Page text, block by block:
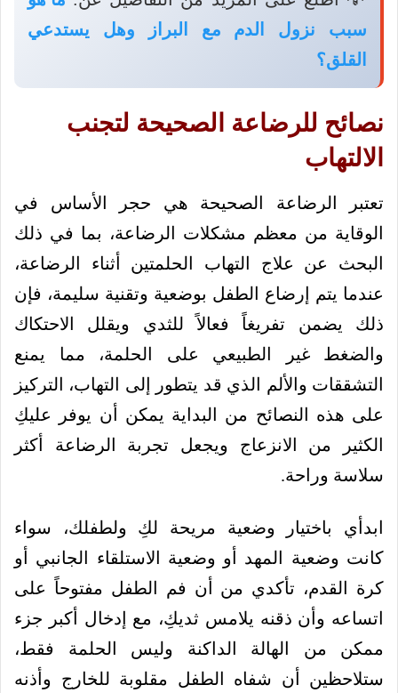
سبب نزول الدم مع البراز وهل يستدعي
القلق؟
نصائح للرضاعة الصحيحة لتجنب
الالتهاب
تعتبر الرضاعة الصحيحة هي حجر الأساس في
الوقاية من معظم مشكلات الرضاعة، بما في ذلك
البحث عن علاج التهاب الحلمتين أثناء الرضاعة،
عندما يتم إرضاع الطفل بوضعية وتقنية سليمة، فإن
ذلك يضمن تفريغاً فعالاً للثدي ويقلل الاحتكاك
والضغط غير الطبيعي على الحلمة، مما يمنع
التشققات والألم الذي قد يتطور إلى التهاب، التركيز
على هذه النصائح من البداية يمكن أن يوفر عليكِ
الكثير من الانزعاج ويجعل تجربة الرضاعة أكثر
سلاسة وراحة.
ابدأي باختيار وضعية مريحة لكِ ولطفلك، سواء
كانت وضعية المهد أو وضعية الاستلقاء الجانبي أو
كرة القدم، تأكدي من أن فم الطفل مفتوحاً على
اتساعه وأن ذقنه يلامس ثديكِ، مع إدخال أكبر جزء
ممكن من الهالة الداكنة وليس الحلمة فقط،
ستلاحظين أن شفاه الطفل مقلوبة للخارج وأذنه